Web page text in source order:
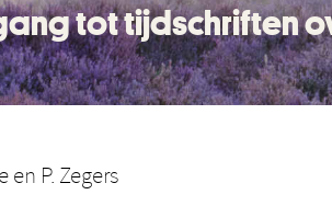
tot tijdschriften
en P. Zegers